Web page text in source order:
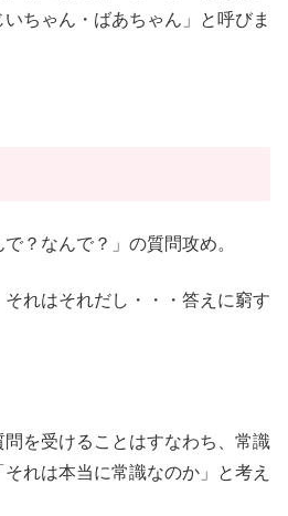
ちゃん・ばあちゃん」と呼びま
？なんで？」の質問攻め。
れはそれだし・・・答えに窮す
を受けることはすなわち、常識
れは本当に常識なのか」と考え